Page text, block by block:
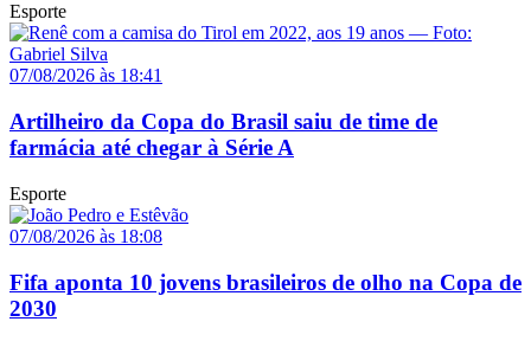
Esporte
07/08/2026 às 18:41
Artilheiro da Copa do Brasil saiu de time de
farmácia até chegar à Série A
Esporte
07/08/2026 às 18:08
Fifa aponta 10 jovens brasileiros de olho na Copa de
2030